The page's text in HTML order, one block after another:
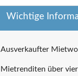
Wichtige
Ausverkaufter
Mietrenditen über